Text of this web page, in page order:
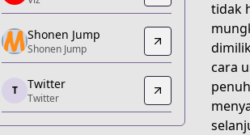
Viz
https://www.viz.com/shonenjump/
Shonen Jump
Shonen Jump
https://www.shonenjump.com/j/
Twitter
Twitter
Shonen Jump
Shonen Jump
T Twitter
Twitter
tidak
cara